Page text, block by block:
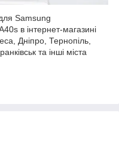
Samsung
в інтернет-магазині
Дніпро, Тернопіль,
та інші міста